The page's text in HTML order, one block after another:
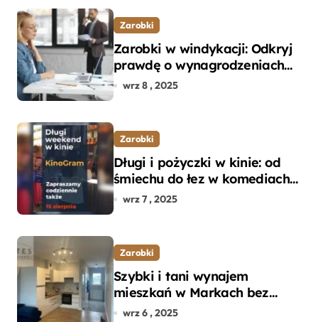
Zarobki
Zarobki w windykacji: Odkryj
prawdę o wynagrodzeniach
specjalistów w branży
wrz 8 , 2025
Zarobki
Długi i pożyczki w kinie: od
śmiechu do łez w komediach i
dramatach
wrz 7 , 2025
Zarobki
Szybki i tani wynajem
mieszkań w Markach bez
pośredników
wrz 6 , 2025